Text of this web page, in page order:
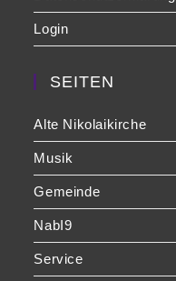
Login
SEITEN
Alte Nikolaikirche
Musik
Gemeinde
NabI9
Service